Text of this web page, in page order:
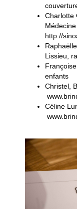
Charlotte
http://
Lissieu,
enfants
Christel,
Céline